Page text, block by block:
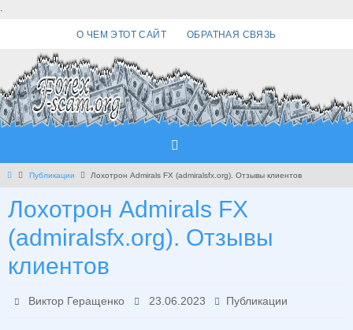
.
О ЧЕМ ЭТОТ САЙТ ОБРАТНАЯ СВЯЗЬ
Главная
Публикации Лохотрон Admirals FX (admiralsfx.org). Отзывы клиентов
Лохотрон Admirals FX
(admiralsfx.org). Отзывы
клиентов
Виктор Геращенко 23.06.2023 Публикации